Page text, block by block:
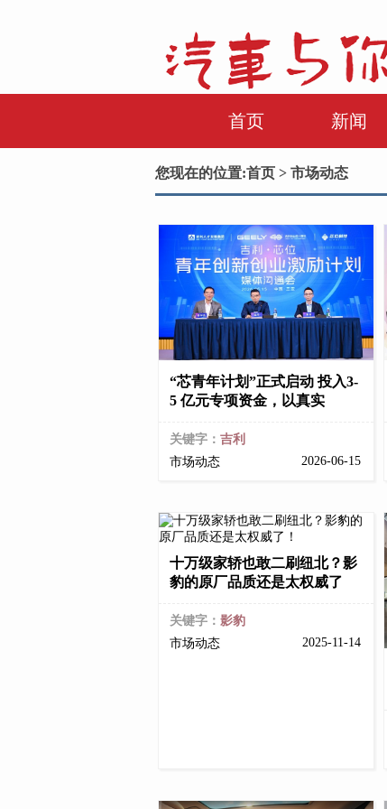
首页 新闻
您现在的位置:首页 > 市场动态
“芯青年计划”正式启动 投入3-
5 亿元专项资金，以真实
关键字： 吉利
市场动态
2026-06-15
十万级家轿也敢二刷纽北？影
豹的原厂品质还是太权威了
关键字： 影豹
市场动态
2025-11-14